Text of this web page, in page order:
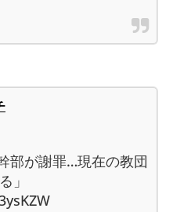
部が謝罪…現在の教団
」